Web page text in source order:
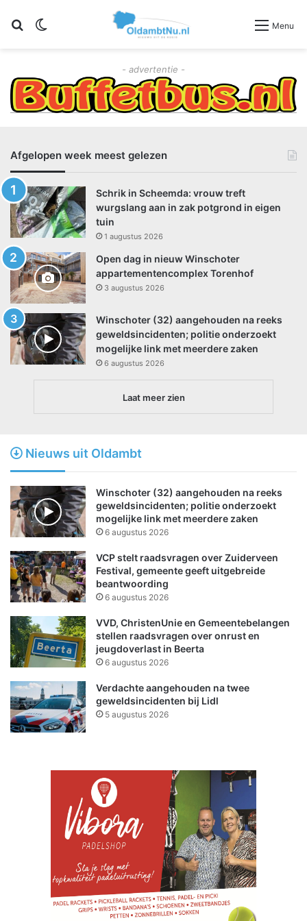
Zoeken Menu
- advertentie -
112Nieuws
6 augustus 2026
Algemeen
6 augustus 2026
112Nieuws
6 augustus 2026
Afgelopen week meest gelezen
Schrik in Scheemda: vrouw treft
wurgslang aan in zak potgrond in eigen
tuin
1 augustus 2026
Open dag in nieuw Winschoter
appartementencomplex Torenhof
3 augustus 2026
Winschoter (32) aangehouden na reeks
geweldsincidenten; politie onderzoekt
mogelijke link met meerdere zaken
6 augustus 2026
Laat meer zien
Nieuws uit Oldambt
Winschoter (32) aangehouden na reeks
geweldsincidenten; politie onderzoekt
mogelijke link met meerdere zaken
6 augustus 2026
VCP stelt raadsvragen over Zuiderveen
Festival, gemeente geeft uitgebreide
beantwoording
6 augustus 2026
VVD, ChristenUnie en Gemeentebelangen
stellen raadsvragen over onrust en
jeugdoverlast in Beerta
6 augustus 2026
Verdachte aangehouden na twee
geweldsincidenten bij Lidl
5 augustus 2026